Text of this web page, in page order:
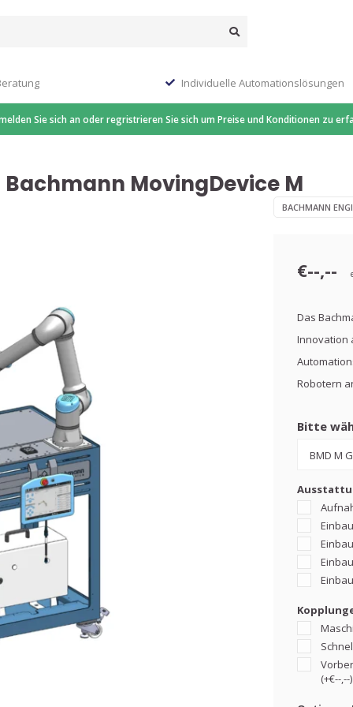
Individuelle Automationslösungen
Sie sich an oder regristrieren Sie sich um Preise und Konditionen zu
MovingDevice M
BACHMANN
€--,--
Das
Innovation
Robotern
Bitte
(+€--,--)